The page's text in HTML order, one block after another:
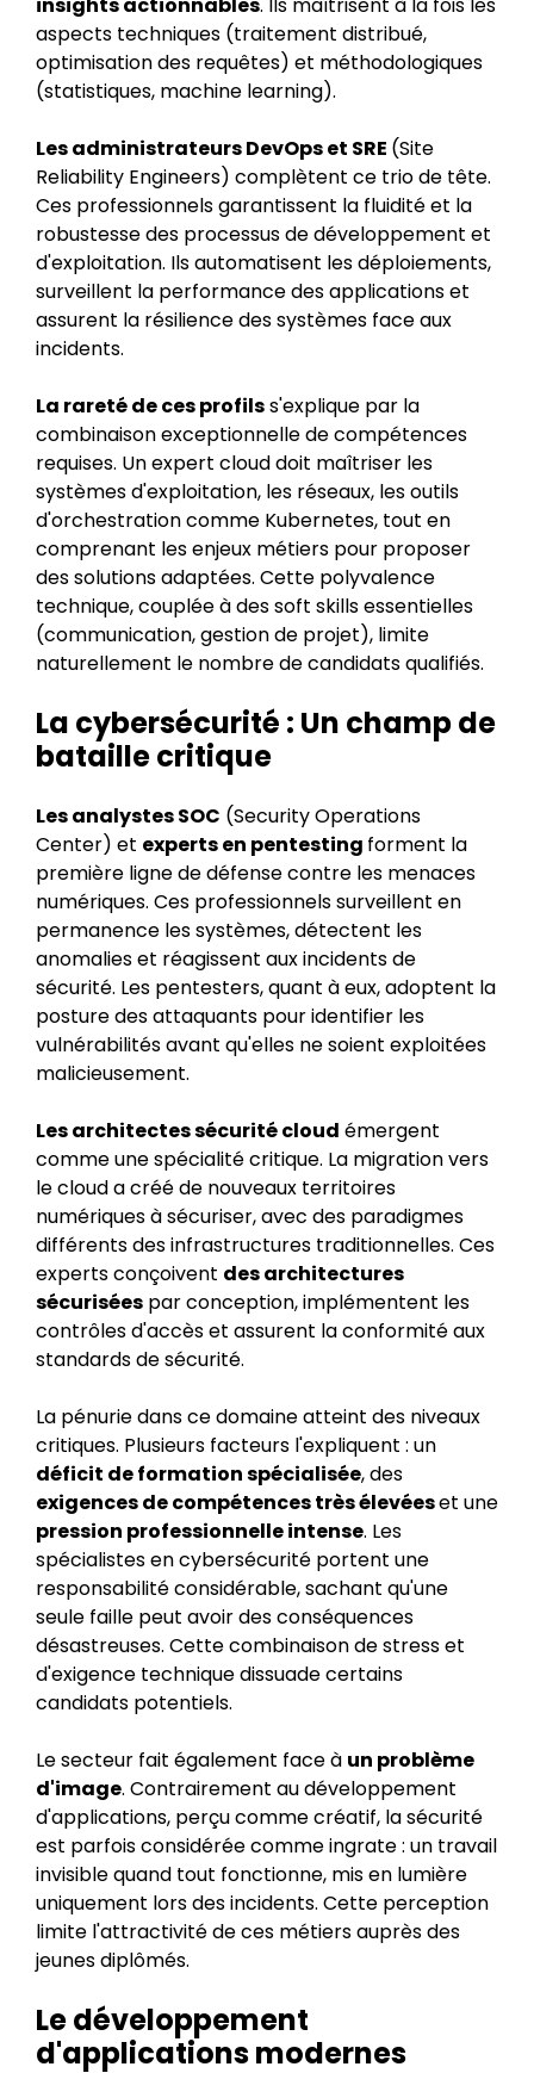
aspects techniques (traitement distribué,
optimisation des requêtes) et méthodologiques
(statistiques, machine learning).
Les administrateurs DevOps et SRE (Site
Reliability Engineers) complètent ce trio de tête.
Ces professionnels garantissent la fluidité et la
robustesse des processus de développement et
d'exploitation. Ils automatisent les déploiements,
surveillent la performance des applications et
assurent la résilience des systèmes face aux
incidents.
La rareté de ces profilss'explique par la
combinaison exceptionnelle de compétences
requises. Un expert cloud doit maîtriser les
systèmes d'exploitation, les réseaux, les outils
d'orchestration comme Kubernetes, tout en
comprenant les enjeux métiers pour proposer
des solutions adaptées. Cette polyvalence
technique, couplée à des soft skills essentielles
(communication, gestion de projet), limite
naturellement le nombre de candidats qualifiés.
La cybersécurité : Un champ de
bataille critique
Les analystes SOC (Security Operations
Center) et experts en pentesting forment la
première ligne de défense contre les menaces
numériques. Ces professionnels surveillent en
permanence les systèmes, détectent les
anomalies et réagissent aux incidents de
sécurité. Les pentesters, quant à eux, adoptent la
posture des attaquants pour identifier les
vulnérabilités avant qu'elles ne soient exploitées
malicieusement.
Les architectes sécurité cloud émergent
comme une spécialité critique. La migration vers
le cloud a créé de nouveaux territoires
numériques à sécuriser, avec des paradigmes
différents des infrastructures traditionnelles. Ces
experts conçoivent des architectures
sécurisées par conception, implémentent les
contrôles d'accès et assurent la conformité aux
standards de sécurité.
La pénurie dans ce domaine atteint des niveaux
critiques. Plusieurs facteurs l'expliquent : un
déficit de formation spécialisée, des
exigences de compétences très élevéeset une
pression professionnelle intense. Les
spécialistes en cybersécurité portent une
responsabilité considérable, sachant qu'une
seule faille peut avoir des conséquences
désastreuses. Cette combinaison de stress et
d'exigence technique dissuade certains
candidats potentiels.
Le secteur fait également face à un problème
d'image. Contrairement au développement
d'applications, perçu comme créatif, la sécurité
est parfois considérée comme ingrate : un travail
invisible quand tout fonctionne, mis en lumière
uniquement lors des incidents. Cette perception
limite l'attractivité de ces métiers auprès des
jeunes diplômés.
Le développement
d'applications modernes